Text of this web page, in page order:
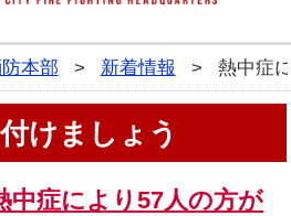
本部 > 新着情報 > 熱中症
けましょう
中症により57人の方が